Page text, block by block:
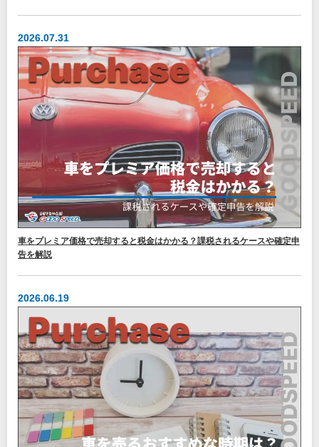
2026.07.31
車をプレミア価格で売却すると税金はかかる？課税されるケースや確定申
告を解説
2026.06.19